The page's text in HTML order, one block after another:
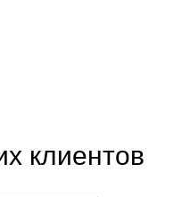
клиентов